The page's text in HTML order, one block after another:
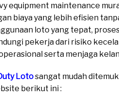
equipment maintenance
biaya yang lebih efisien
loto yang tepat,
pekerja dari risiko
serta menjaga
Lotosangat mudah
berikut ini :